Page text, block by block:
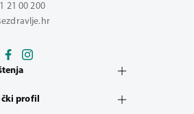
21 00 200
profil